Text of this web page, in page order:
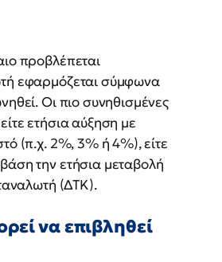
προβλέπεται
εφαρμόζεται σύμφωνα
Οι πιο συνηθισμένες
ετήσια αύξηση με
(π.χ. 2%, 3% ή 4%), είτε
την ετήσια μεταβολή
(ΔΤΚ).
να επιβληθεί